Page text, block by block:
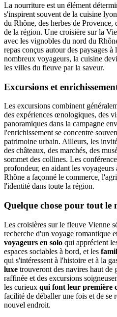
La nourriture est un élément
s'inspirent souvent de la cuisine
du Rhône, des herbes de
de la région. Une croisière sur la
avec les vignobles du nord du
repas conçus autour des paysages
nombreux voyageurs, la cuisine
les villes du fleuve par la saveur.
Excursions et
Les excursions combinent
des expériences œnologiques, des
panoramiques dans la campagne
l'enrichissement se concentre
patrimoine urbain. Ailleurs, les
des châteaux, des marchés, des
sommet des collines. Les
profondeur, en aidant les
Rhône a façonné le commerce,
l'identité dans toute la région.
Quelque chose pour tout le
Les croisières sur le fleuve Vienne
recherche d'un voyage romantique
voyageurs en solo qui apprécient
espaces sociables à bord, et les
qui s'intéressent à l'histoire et à la
luxe trouveront des navires haut de
raffinée et des excursions
les curieux qui font leur première
facilité de déballer une fois et de se
nouvel endroit.